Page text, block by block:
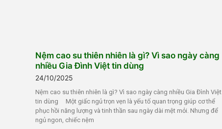
Nệm cao su thiên nhiên là gì? Vì sao ngày càng
nhiều Gia Đình Việt tin dùng
24/10/2025
Nệm cao su thiên nhiên là gì? Vì sao ngày càng nhiều Gia Đình Việt
tin dùng Một giấc ngủ trọn vẹn là yếu tố quan trọng giúp cơ thể
phục hồi năng lượng và tinh thần sau ngày dài mệt mỏi. Nhưng để
ngủ ngon, chiếc nệm